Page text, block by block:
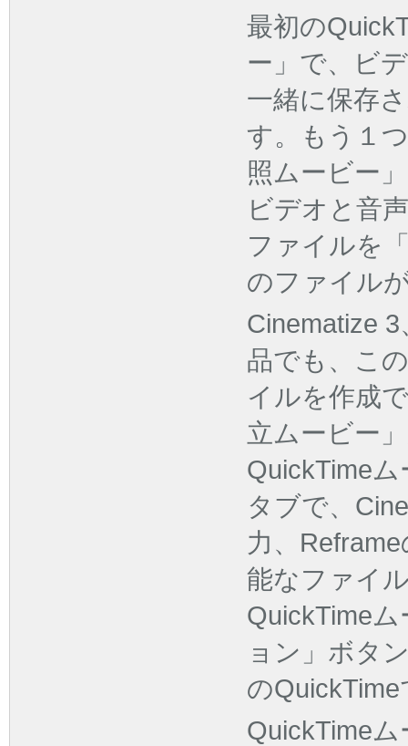
最初の
ー」で、ビ
一緒に保存
す。もう１
照ムービー
ビデオと音
ファイルを
のファイル
Cinematize
品でも、こ
イルを作成
立ムービー
QuickTime
タブで、
力、
能なファイ
QuickTime
ョン」ボタ
の
QuickTime